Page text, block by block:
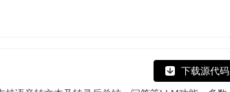
下载源代码